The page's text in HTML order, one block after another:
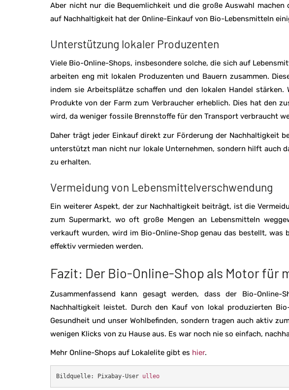
Aber nicht nur die Bequemlichkeit und die große Auswahl machen
auf Nachhaltigkeit hat der Online-Einkauf von Bio-Lebensmitteln
Unterstützung lokaler Produzenten
Viele Bio-Online-Shops, insbesondere solche, die sich auf
arbeiten eng mit lokalen Produzenten und Bauern zusammen.
indem sie Arbeitsplätze schaffen und den lokalen Handel
Produkte von der Farm zum Verbraucher erheblich. Dies hat den
wird, da weniger fossile Brennstoffe für den Transport verbraucht
Daher trägt jeder Einkauf direkt zur Förderung der Nachhaltigkeit
unterstützt man nicht nur lokale Unternehmen, sondern hilft auch
zu erhalten.
Vermeidung von Lebensmittelverschwendung
Ein weiterer Aspekt, der zur Nachhaltigkeit beiträgt, ist die
zum Supermarkt, wo oft große Mengen an Lebensmitteln
verkauft wurden, wird im Bio-Online-Shop genau das bestellt, was
effektiv vermieden werden.
Fazit: Der Bio-Online-Shop als Motor für
Zusammenfassend kann gesagt werden, dass der Bio-
Nachhaltigkeit leistet. Durch den Kauf von lokal produzierten
Gesundheit und unser Wohlbefinden, sondern tragen auch aktiv
wenigen Klicks von zu Hause aus. Es war noch nie so einfach,
Mehr Online-Shops auf Lokalelite gibt es hier.
Bildquelle: Pixabay-User ulleo